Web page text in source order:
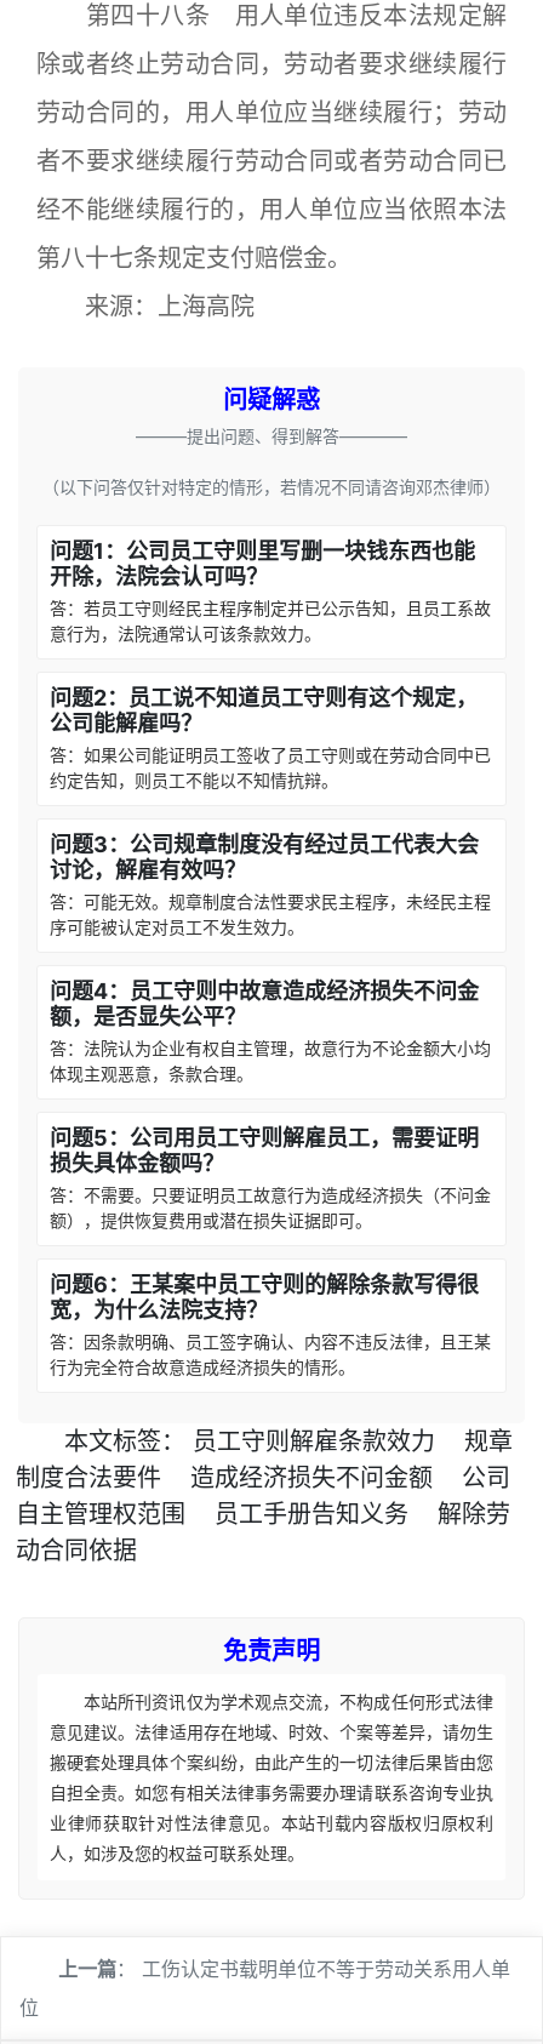
第四十八条 用人单位违反本法规定解
除或者终止劳动合同，劳动者要求继续履行
劳动合同的，用人单位应当继续履行；劳动
者不要求继续履行劳动合同或者劳动合同已
经不能继续履行的，用人单位应当依照本法
第八十七条规定支付赔偿金。
来源：上海高院
问疑解惑
———提出问题、得到解答————
（以下问答仅针对特定的情形，若情况不同请咨询邓杰律师）
问题1：公司员工守则里写删一块钱东西也能
开除，法院会认可吗？
答：若员工守则经民主程序制定并已公示告知，且员工系故
意行为，法院通常认可该条款效力。
问题2：员工说不知道员工守则有这个规定，
公司能解雇吗？
答：如果公司能证明员工签收了员工守则或在劳动合同中已
约定告知，则员工不能以不知情抗辩。
问题3：公司规章制度没有经过员工代表大会
讨论，解雇有效吗？
答：可能无效。规章制度合法性要求民主程序，未经民主程
序可能被认定对员工不发生效力。
问题4：员工守则中故意造成经济损失不问金
额，是否显失公平？
答：法院认为企业有权自主管理，故意行为不论金额大小均
体现主观恶意，条款合理。
问题5：公司用员工守则解雇员工，需要证明
损失具体金额吗？
答：不需要。只要证明员工故意行为造成经济损失（不问金
额），提供恢复费用或潜在损失证据即可。
问题6：王某案中员工守则的解除条款写得很
宽，为什么法院支持？
答：因条款明确、员工签字确认、内容不违反法律，且王某
行为完全符合故意造成经济损失的情形。
本文标签： 员工守则解雇条款效力
规章
制度合法要件
造成经济损失不问金额
公司
自主管理权范围
员工手册告知义务
解除劳
动合同依据
免责声明
本站所刊资讯仅为学术观点交流，不构成任何形式法律
意见建议。法律适用存在地域、时效、个案等差异，请勿生
搬硬套处理具体个案纠纷，由此产生的一切法律后果皆由您
自担全责。如您有相关法律事务需要办理请联系咨询专业执
业律师获取针对性法律意见。本站刊载内容版权归原权利
人，如涉及您的权益可联系处理。
上一篇： 工伤认定书载明单位不等于劳动关系用人单
位